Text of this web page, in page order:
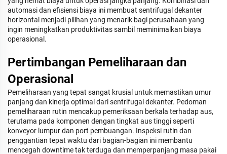
automasi dan efisiensi biaya ini membuat sentrifugal dekanter
horizontal menjadi pilihan yang menarik bagi perusahaan yang
ingin meningkatkan produktivitas sambil meminimalkan biaya
operasional.
Pertimbangan Pemeliharaan dan
Operasional
Pemeliharaan yang tepat sangat krusial untuk memastikan umur
panjang dan kinerja optimal dari sentrifugal dekanter. Pedoman
pemeliharaan rutin mencakup pemeriksaan berkala terhadap aus,
terutama pada komponen dengan tingkat aus tinggi seperti
konveyor lumpur dan port pembuangan. Inspeksi rutin dan
penggantian tepat waktu dari bagian-bagian ini membantu
mencegah downtime tak terduga dan memperpanjang masa pakai